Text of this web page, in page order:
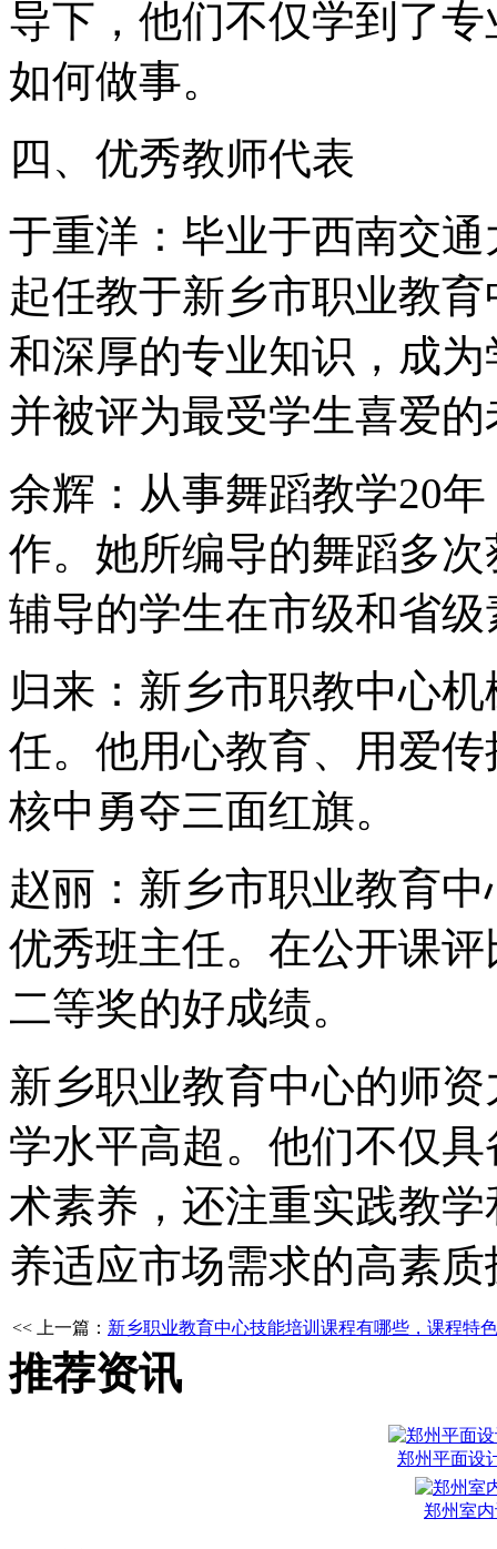
导下，他们不仅学到了
如何做事。
四、优秀教师代表
于重洋：毕业于西南交
起任教于新乡市职业教
和深厚的专业知识，成
并被评为最受学生喜爱的
余辉：从事舞蹈教学20
作。她所编导的舞蹈多
辅导的学生在市级和省
归来：新乡市职教中心
任。他用心教育、用爱
核中勇夺三面红旗。
赵丽：新乡市职业教育
优秀班主任。在公开课
二等奖的好成绩。
新乡职业教育中心的师
学水平高超。他们不仅
术素养，还注重实践教
养适应市场需求的高素
<< 上一篇： 新乡职业教育中心技能培训课程有哪些，课程特
推荐资讯
郑州平面设
郑州室